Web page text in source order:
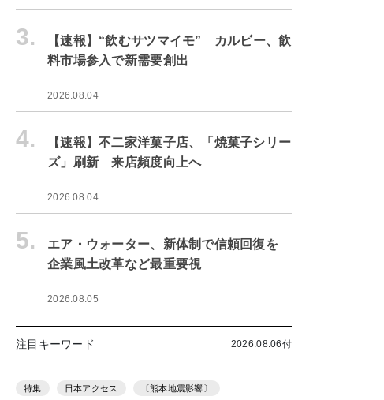
3.
【速報】“飲むサツマイモ” カルビー、飲
料市場参入で新需要創出
2026.08.04
4.
【速報】不二家洋菓子店、「焼菓子シリー
ズ」刷新 来店頻度向上へ
2026.08.04
5.
エア・ウォーター、新体制で信頼回復を
企業風土改革など最重要視
2026.08.05
注目キーワード 2026.08.06付
特集 日本アクセス 〔熊本地震影響〕